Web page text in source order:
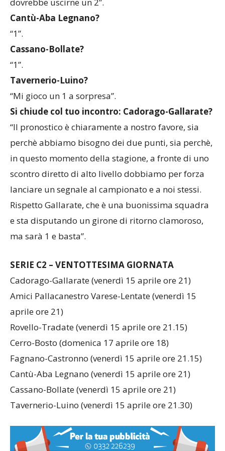
dovrebbe uscirne un 2”.
Cantù-Aba Legnano?
“1”.
Cassano-Bollate?
“1”.
Tavernerio-Luino?
“Mi gioco un 1 a sorpresa”.
Si chiude col tuo incontro: Cadorago-Gallarate?
“Il pronostico è chiaramente a nostro favore, sia
perchè abbiamo bisogno dei due punti, sia perchè,
in questo momento della stagione, a fronte di uno
scontro diretto di alto livello dobbiamo per forza
lanciare un segnale al campionato e a noi stessi.
Rispetto Gallarate, che è una buonissima squadra
e sta disputando un girone di ritorno clamoroso,
ma sarà 1 e basta”.
SERIE C2 – VENTOTTESIMA GIORNATA
Cadorago-Gallarate (venerdì 15 aprile ore 21)
Amici Pallacanestro Varese-Lentate (venerdì 15
aprile ore 21)
Rovello-Tradate (venerdì 15 aprile ore 21.15)
Cerro-Bosto (domenica 17 aprile ore 18)
Fagnano-Castronno (venerdì 15 aprile ore 21.15)
Cantù-Aba Legnano (venerdì 15 aprile ore 21)
Cassano-Bollate (venerdì 15 aprile ore 21)
Tavernerio-Luino (venerdì 15 aprile ore 21.30)